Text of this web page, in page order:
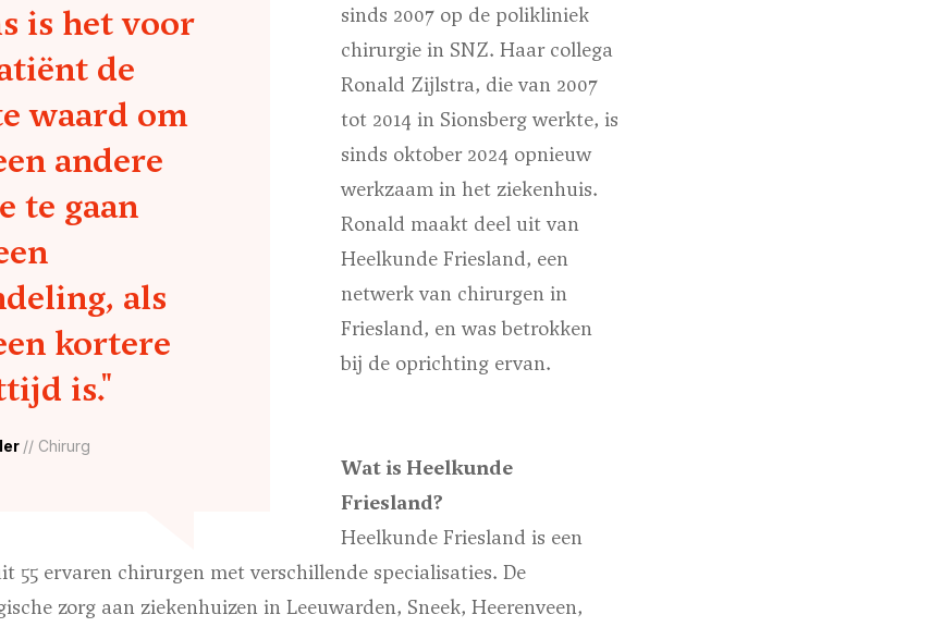
is het voor
de
waard om
andere
te gaan
als
kortere
is."
// Chirurg
sinds 2007 op de polikliniek
chirurgie in SNZ. Haar collega
Ronald Zijlstra, die van 2007
tot 2014 in Sionsberg werkte, is
sinds oktober 2024 opnieuw
werkzaam in het ziekenhuis.
Ronald maakt deel uit van
Heelkunde Friesland, een
netwerk van chirurgen in
Friesland, en was betrokken
bij de oprichting ervan.
Wat is Heelkunde
Friesland?
Heelkunde Friesland is een
55 ervaren chirurgen met verschillende specialisaties. De
zorg aan ziekenhuizen in Leeuwarden, Sneek, Heerenveen,